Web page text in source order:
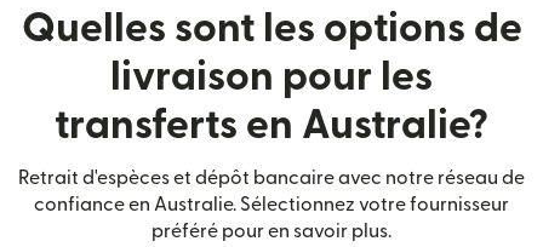
Quelles sont les options de
livraison pour les
transferts en Australie?
Retrait d'espèces et dépôt bancaire avec notre réseau de
confiance en Australie. Sélectionnez votre fournisseur
préféré pour en savoir plus.